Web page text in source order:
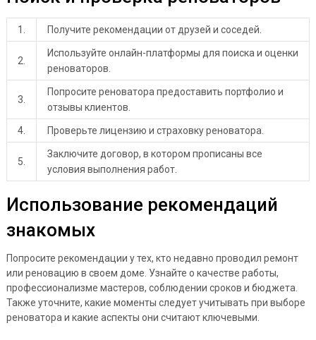
1. Получите рекомендации от друзей и соседей.
2.
Используйте онлайн-платформы для поиска и оценки
реноваторов.
3.
Попросите реноватора предоставить портфолио и
отзывы клиентов.
4. Проверьте лицензию и страховку реноватора.
5.
Заключите договор, в котором прописаны все
условия выполнения работ.
Использование рекомендаций
знакомых
Попросите рекомендации у тех, кто недавно проводил ремонт
или реновацию в своем доме. Узнайте о качестве работы,
профессионализме мастеров, соблюдении сроков и бюджета.
Также уточните, какие моменты следует учитывать при выборе
реноватора и какие аспекты они считают ключевыми.